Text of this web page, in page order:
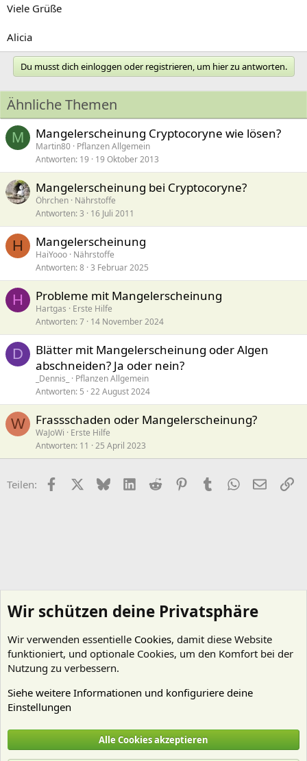
Viele Grüße
Alicia
Du musst dich einloggen oder registrieren, um hier zu antworten.
Ähnliche Themen
M Mangelerscheinung Cryptocoryne wie lösen?
Martin80 Pflanzen Allgemein
Antworten 19 19 Oktober 2013
Mangelerscheinung bei Cryptocoryne?
Öhrchen Nährstoffe
Antworten 3 16 Juli 2011
H Mangelerscheinung
HaiYooo Nährstoffe
Antworten 8 3 Februar 2025
H Probleme mit Mangelerscheinung
Hartgas
Erste Hilfe
Antworten 7 14 November 2024
D
Blätter mit Mangelerscheinung oder Algen
abschneiden? Ja oder nein?
_Dennis_
Pflanzen Allgemein
Antworten 5 22 August 2024
W Frassschaden oder Mangelerscheinung?
WaJoWi
Erste Hilfe
Antworten 11 25 April 2023
Teilen: FacebookX (Twitter)
BlueskyLinkedIn
Reddit PinterestTumblr WhatsApp
E-Mail
Cookies Deutsch (Du)
Wir schützen deine Privatsphäre
Wir verwenden essentielle Cookies, damit diese Website
funktioniert, und optionale Cookies, um den Komfort bei der
Nutzung zu verbessern.
Siehe weitere Informationen und konfiguriere deine
Einstellungen
Alle Cookies akzeptieren